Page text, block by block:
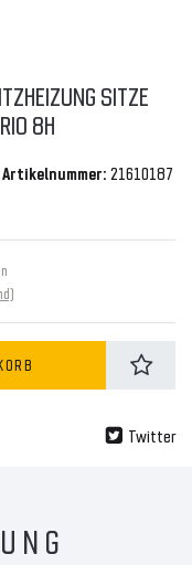
SITZE
8H
Artikelnummer: 21610187
Twitter